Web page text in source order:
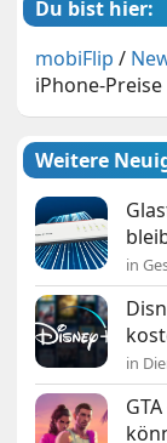
Du bist hier:
mobiFlip /
iPhone-Preise
Weitere
in
in